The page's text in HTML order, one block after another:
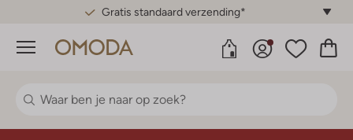
Gratis standaard verzending*
Menu